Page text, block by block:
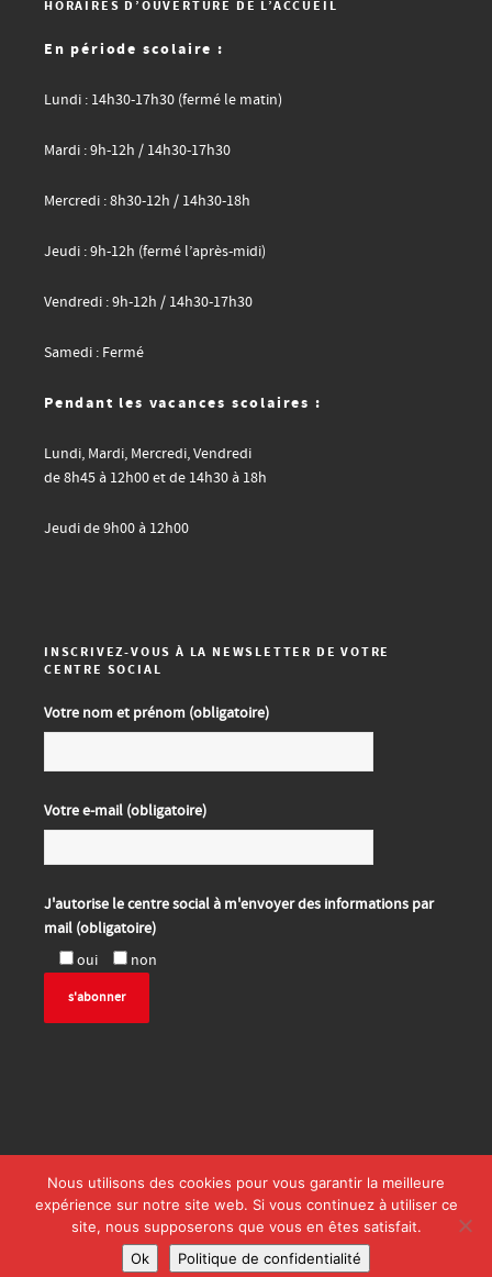
HORAIRES D’OUVERTURE DE L’ACCUEIL
En période scolaire :
Lundi : 14h30-17h30 (fermé le matin)
Mardi : 9h-12h / 14h30-17h30
Mercredi : 8h30-12h / 14h30-18h
Jeudi : 9h-12h (fermé l’après-midi)
Vendredi : 9h-12h / 14h30-17h30
Samedi : Fermé
Pendant les vacances scolaires :
Lundi, Mardi, Mercredi, Vendredi
de 8h45 à 12h00 et de 14h30 à 18h
Jeudi de 9h00 à 12h00
INSCRIVEZ-VOUS À LA NEWSLETTER DE VOTRE
CENTRE SOCIAL
Votre nom et prénom (obligatoire)
Votre e-mail (obligatoire)
J'autorise le centre social à m'envoyer des informations par
mail (obligatoire)
oui
non
©2026 Centre Social Intercommunal La Maison du Chemin Rouge.
Nous utilisons des cookies pour vous garantir la meilleure
expérience sur notre site web. Si vous continuez à utiliser ce
site, nous supposerons que vous en êtes satisfait.
Ok
Politique de confidentialité